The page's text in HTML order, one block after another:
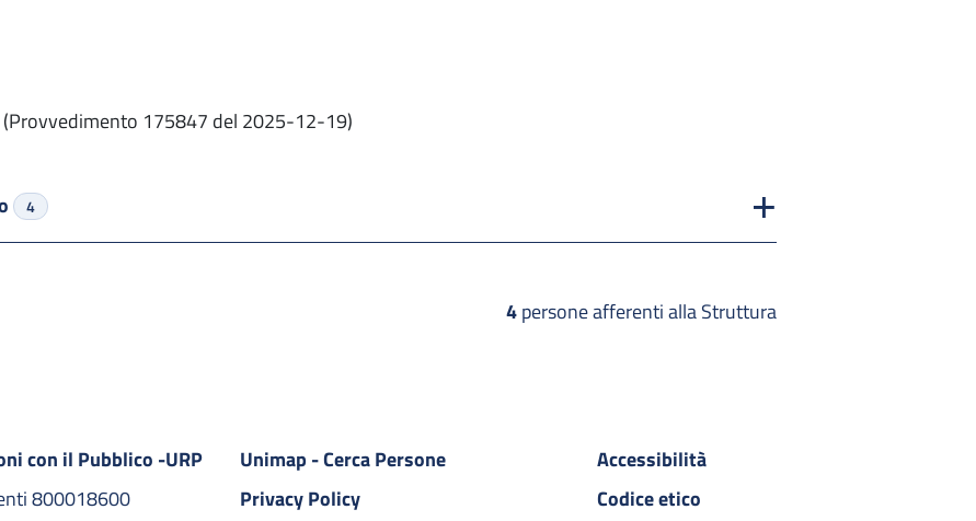
(Provvedimento 175847 del 2025-12-19)
4
4persone afferenti alla Struttura
con il Pubblico -URP
800018600​
Unimap - Cerca Persone
Privacy Policy
Accessibilità
Codice etico